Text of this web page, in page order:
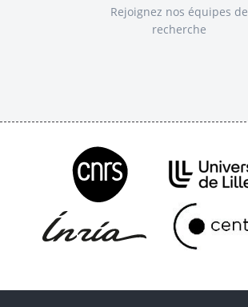
Rejoignez nos équipes de
recherche